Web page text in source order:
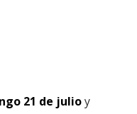
21 de julioy